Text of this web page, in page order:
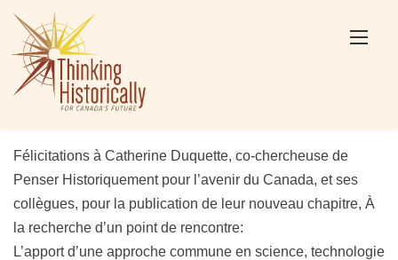
Skip
content
Félicitations à Catherine Duquette, co-chercheuse de
Penser Historiquement pour l’avenir du Canada, et ses
collègues, pour la publication de leur nouveau chapitre, À
la recherche d’un point de rencontre:
L’apportd’une approche commune en science, technologie